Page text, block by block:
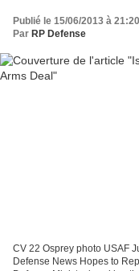
Publié le 15/06/2013 à 21:20
Par RP Defense
CV 22 Osprey photo USAF
Defense News Hopes to